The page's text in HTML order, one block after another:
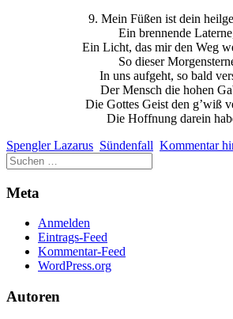
9. Mein Füßen ist dein
Ein brennende
Ein Licht, das mir den Weg
So dieser
In uns aufgeht, so bald
Der Mensch die hohen
Die Gottes Geist den g’wiß
Die Hoffnung darein
Spengler Lazarus Sündenfall Kommentar
Meta
Anmelden
Eintrags-Feed
Kommentar-Feed
WordPress.org
Autoren